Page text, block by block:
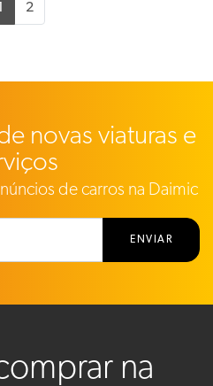
2
novas viaturas e
de carros na Daimic
ENVIAR
na